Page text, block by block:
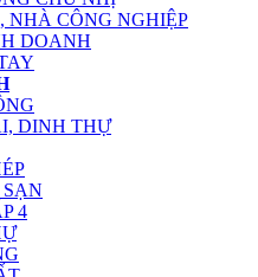
CÔNG NGHIỆP
DOANH
DINH THỰ
4